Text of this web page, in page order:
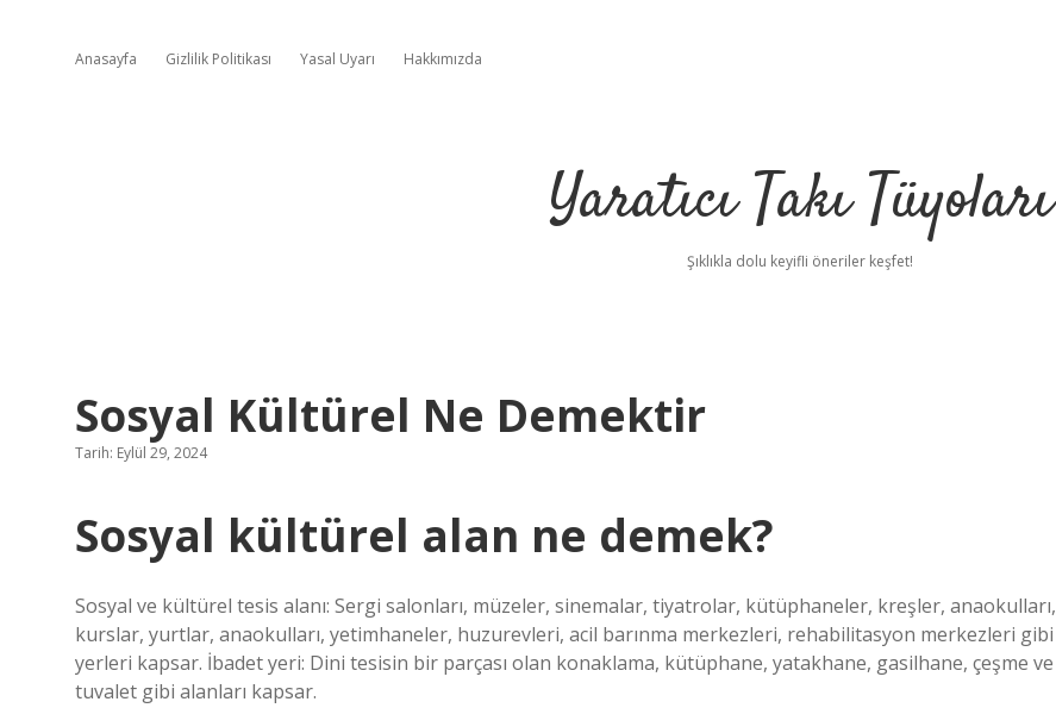
Anasayfa Gizlilik Politikası Yasal Uyarı Hakkımızda
Yaratıcı Takı Tüyoları
Şıklıkla dolu keyifli öneriler keşfet!
Sosyal Kültürel Ne Demektir
Tarih: Eylül 29, 2024
Sosyal kültürel alan ne demek?
Sosyal ve kültürel tesis alanı: Sergi salonları, müzeler, sinemalar, tiyatrolar, kütüphaneler, kreşler, anaokulları,
kurslar, yurtlar, anaokulları, yetimhaneler, huzurevleri, acil barınma merkezleri, rehabilitasyon merkezleri gibi
yerleri kapsar. İbadet yeri: Dini tesisin bir parçası olan konaklama, kütüphane, yatakhane, gasilhane, çeşme ve
tuvalet gibi alanları kapsar.